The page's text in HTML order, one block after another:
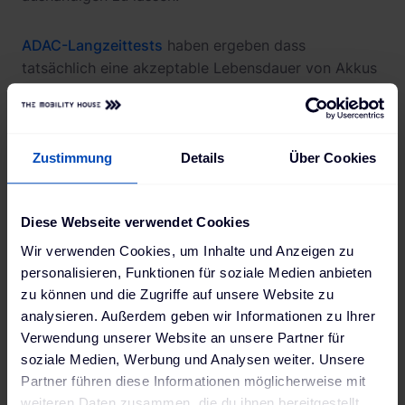
Zustimmung Details Über Cookies
Diese Webseite verwendet Cookies
Wir verwenden Cookies, um Inhalte und Anzeigen zu
personalisieren, Funktionen für soziale Medien anbieten
zu können und die Zugriffe auf unsere Website zu
analysieren. Außerdem geben wir Informationen zu Ihrer
Verwendung unserer Website an unsere Partner für
soziale Medien, Werbung und Analysen weiter. Unsere
Partner führen diese Informationen möglicherweise mit
ADAC-Langzeittests haben ergeben dass
tatsächlich eine akzeptable Lebensdauer von Akkus
Baujahr 2014: Nach fünf Jahren und 100.000 km
noch 86 %. In den meisten Fällen bleibt die
Reichweite für Alltagsfahrten ausreichend.
sichert das Batteriezertifikat von Mercedes-Benz
die Leistungsfähigkeit der Batterie bei den
vollelektrischen Fahrzeugen und kann beim
Gebrauchtwagenkauf mit angefordert werden.
Für Verkäufer:innen von E-Autos gilt: Du solltest den
Gesundheitszustand der Batterie ("State of health" =
SOH) möglichst genau kennen und nachweisen